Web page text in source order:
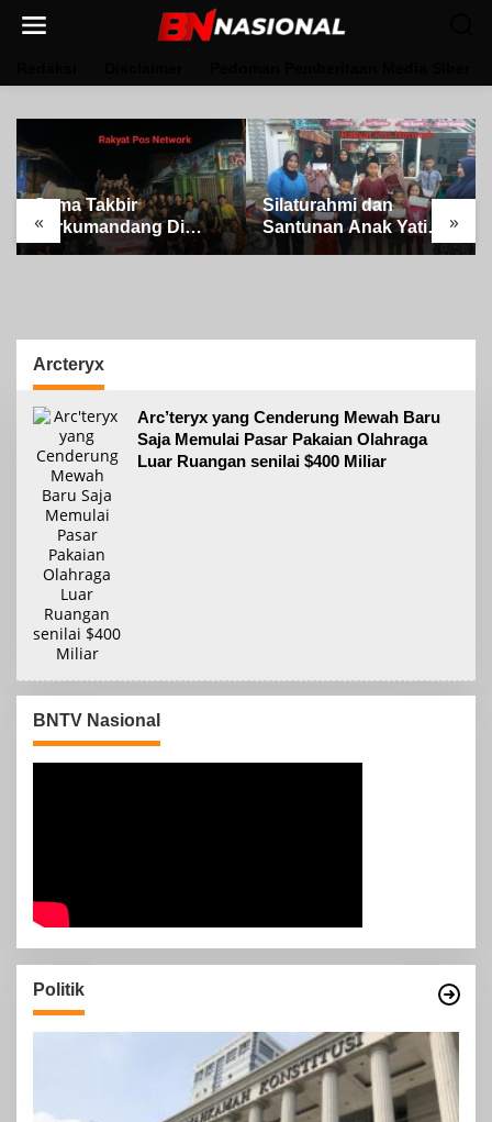
« »
Gema Takbir
Berkumandang Di
Iringi Dengan Ratusan
1447 H
Silaturahmi dan
Santunan Anak Yatim
oleh Pimpinan PT Buay
Arcteryx
Arc’teryx yang Cenderung Mewah Baru
Saja Memulai Pasar Pakaian Olahraga
Luar Ruangan senilai $400 Miliar
BNTV Nasional
Politik